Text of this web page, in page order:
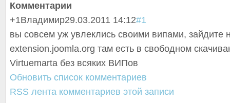
Комментарии
+1Владимир29.03.2011 14:12#1
вы совсем уж увлеклись своими випами, зайдите
extension.joomla.org там есть в свободном
Virtuemarta без всяких ВИПов
Обновить список комментариев
RSS лента комментариев этой записи